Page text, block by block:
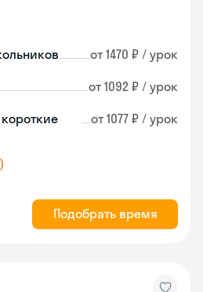
от 1470 ₽ / урок
от 1092 ₽ / урок
от 1077 ₽ / урок
Подобрать время